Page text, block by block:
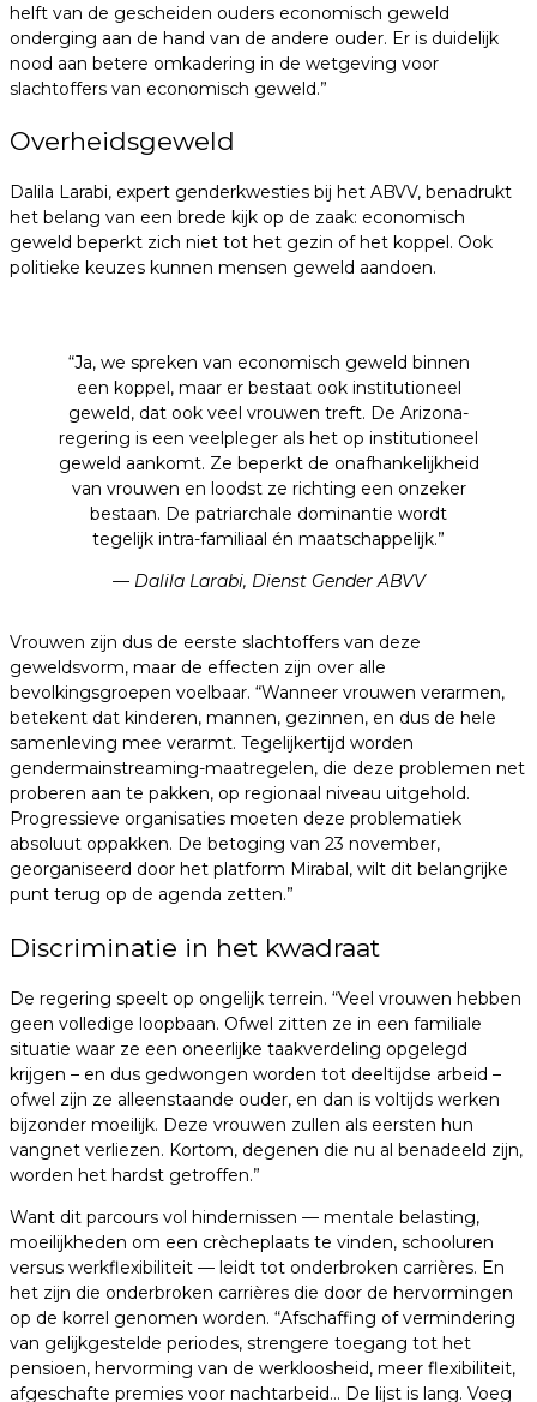
helft van de gescheiden ouders economisch geweld
onderging aan de hand van de andere ouder. Er is duidelijk
nood aan betere omkadering in de wetgeving voor
slachtoffers van economisch geweld.”
Overheidsgeweld
Dalila Larabi, expert genderkwesties bij het ABVV, benadrukt
het belang van een brede kijk op de zaak: economisch
geweld beperkt zich niet tot het gezin of het koppel. Ook
politieke keuzes kunnen mensen geweld aandoen.
“Ja, we spreken van economisch geweld binnen
een koppel, maar er bestaat ook institutioneel
geweld, dat ook veel vrouwen treft. De Arizona-
regering is een veelpleger als het op institutioneel
geweld aankomt. Ze beperkt de onafhankelijkheid
van vrouwen en loodst ze richting een onzeker
bestaan. De patriarchale dominantie wordt
tegelijk intra-familiaal én maatschappelijk.”
— Dalila Larabi, Dienst Gender ABVV
Vrouwen zijn dus de eerste slachtoffers van deze
geweldsvorm, maar de effecten zijn over alle
bevolkingsgroepen voelbaar. “Wanneer vrouwen verarmen,
betekent dat kinderen, mannen, gezinnen, en dus de hele
samenleving mee verarmt. Tegelijkertijd worden
gendermainstreaming-maatregelen, die deze problemen net
proberen aan te pakken, op regionaal niveau uitgehold.
Progressieve organisaties moeten deze problematiek
absoluut oppakken. De betoging van 23 november,
georganiseerd door het platform Mirabal, wilt dit belangrijke
punt terug op de agenda zetten.”
Discriminatie in het kwadraat
De regering speelt op ongelijk terrein. “Veel vrouwen hebben
geen volledige loopbaan. Ofwel zitten ze in een familiale
situatie waar ze een oneerlijke taakverdeling opgelegd
krijgen – en dus gedwongen worden tot deeltijdse arbeid –
ofwel zijn ze alleenstaande ouder, en dan is voltijds werken
bijzonder moeilijk. Deze vrouwen zullen als eersten hun
vangnet verliezen. Kortom, degenen die nu al benadeeld zijn,
worden het hardst getroffen.”
Want dit parcours vol hindernissen — mentale belasting,
moeilijkheden om een crècheplaats te vinden, schooluren
versus werkflexibiliteit — leidt tot onderbroken carrières. En
het zijn die onderbroken carrières die door de hervormingen
op de korrel genomen worden. “Afschaffing of vermindering
van gelijkgestelde periodes, strengere toegang tot het
pensioen, hervorming van de werkloosheid, meer flexibiliteit,
afgeschafte premies voor nachtarbeid… De lijst is lang. Voeg